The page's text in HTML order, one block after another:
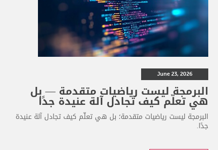
June 23, 2026
البرمجة ليست رياضيات متقدمة — بل
هي تعلّم كيف تجادل آلة عنيدة جدًا
البرمجة ليست رياضيات متقدمة؛ بل هي تعلّم كيف تجادل آلة عنيدة
جدًا.